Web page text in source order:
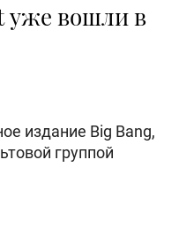
уже вошли в
издание Big Bang,
группой